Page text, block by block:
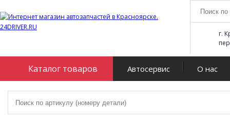
г.
Каталог товаров Автосервис О нас